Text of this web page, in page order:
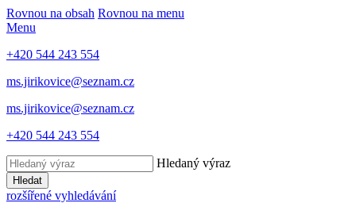
Rovnou na obsah Rovnou na menu
Menu
+420 544 243 554
ms.jirikovice@seznam.cz
ms.jirikovice@seznam.cz
+420 544 243 554
Hledaný výraz
Hledat
rozšířené vyhledávání